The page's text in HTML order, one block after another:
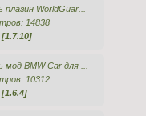
плагин WorldGuar...
14838
[1.7.10]
мод BMW Car для ...
10312
[1.6.4]